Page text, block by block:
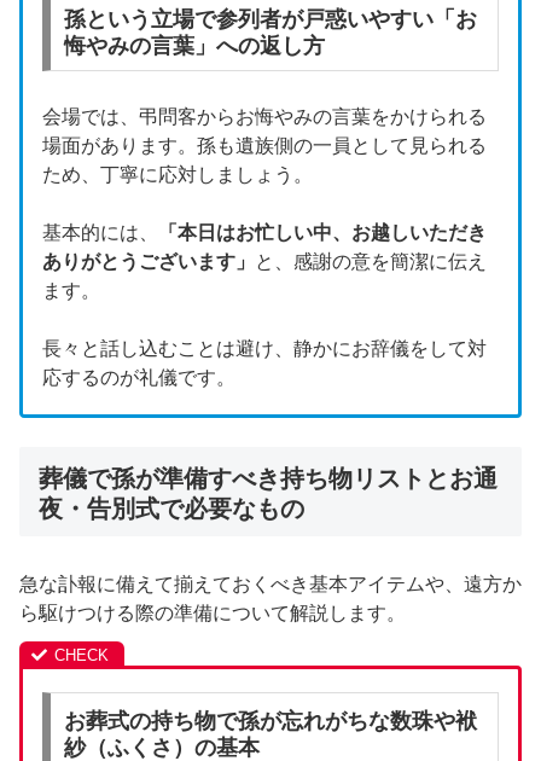
孫という立場で参列者が戸惑いやすい「お
悔やみの言葉」への返し方
会場では、弔問客からお悔やみの言葉をかけられる
場面があります。孫も遺族側の一員として見られる
ため、丁寧に応対しましょう。
基本的には、
「本日はお忙しい中、お越しいただき
ありがとうございます」 と、感謝の意を簡潔に伝え
ます。
長々と話し込むことは避け、静かにお辞儀をして対
応するのが礼儀です。
葬儀で孫が準備すべき持ち物リストとお通
夜・告別式で必要なもの
急な訃報に備えて揃えておくべき基本アイテムや、遠方か
ら駆けつける際の準備について解説します。
お葬式の持ち物で孫が忘れがちな数珠や袱
紗（ふくさ）の基本